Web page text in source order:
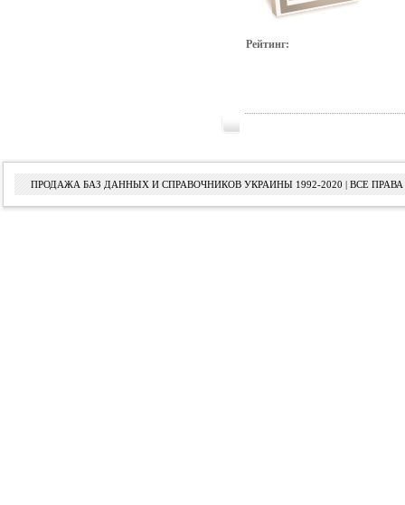
Рейтинг:
ПРОДАЖА БАЗ ДАННЫХ И СПРАВОЧНИКОВ УКРАИНЫ 1992-2020 | ВСЕ